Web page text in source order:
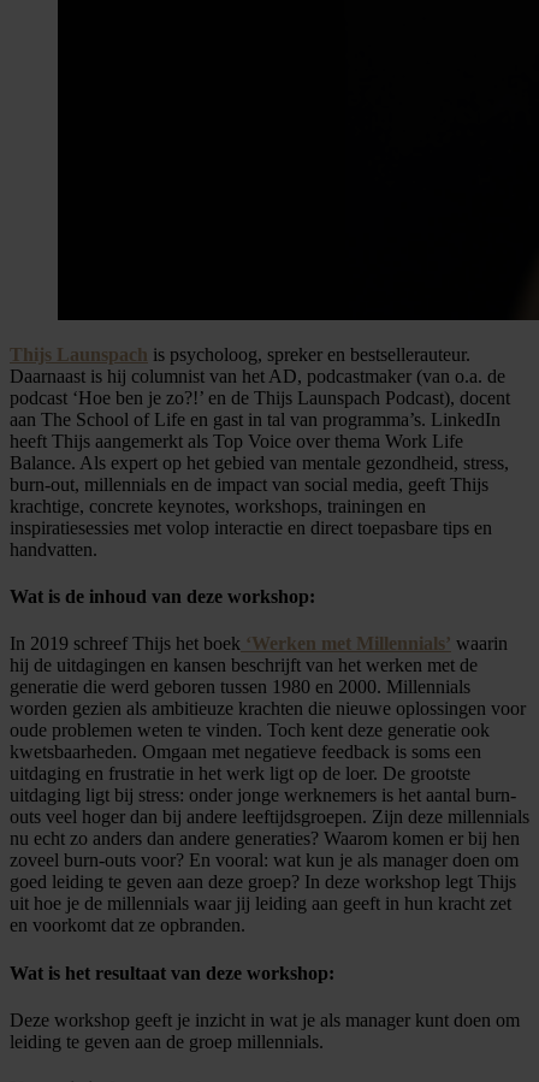
Thijs Launspach is psycholoog, spreker en bestsellerauteur.
Daarnaast is hij columnist van het AD, podcastmaker (van o.a. de
podcast ‘Hoe ben je zo?!’ en de Thijs Launspach Podcast), docent
aan The School of Life en gast in tal van programma’s. LinkedIn
heeft Thijs aangemerkt als Top Voice over thema Work Life
Balance. Als expert op het gebied van mentale gezondheid, stress,
burn-out, millennials en de impact van social media, geeft Thijs
krachtige, concrete keynotes, workshops, trainingen en
inspiratiesessies met volop interactie en direct toepasbare tips en
handvatten.
Wat is de inhoud van deze workshop:
In 2019 schreef Thijs het boek ‘Werken met Millennials’ waarin
hij de uitdagingen en kansen beschrijft van het werken met de
generatie die werd geboren tussen 1980 en 2000. Millennials
worden gezien als ambitieuze krachten die nieuwe oplossingen voor
oude problemen weten te vinden. Toch kent deze generatie ook
kwetsbaarheden. Omgaan met negatieve feedback is soms een
uitdaging en frustratie in het werk ligt op de loer. De grootste
uitdaging ligt bij stress: onder jonge werknemers is het aantal burn-
outs veel hoger dan bij andere leeftijdsgroepen. Zijn deze millennials
nu echt zo anders dan andere generaties? Waarom komen er bij hen
zoveel burn-outs voor? En vooral: wat kun je als manager doen om
goed leiding te geven aan deze groep? In deze workshop legt Thijs
uit hoe je de millennials waar jij leiding aan geeft in hun kracht zet
en voorkomt dat ze opbranden.
Wat is het resultaat van deze workshop:
Deze workshop geeft je inzicht in wat je als manager kunt doen om
leiding te geven aan de groep millennials.